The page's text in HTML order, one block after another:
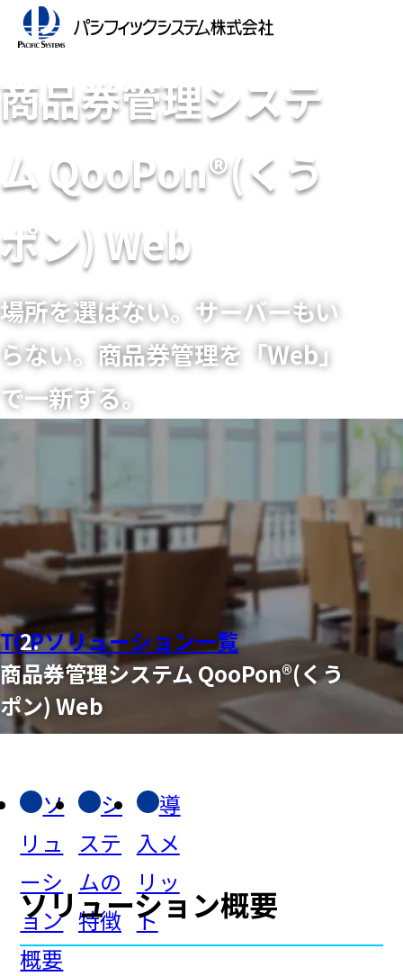
商品券管理システ
ム QooPon®(くう
ポン) Web
場所を選ばない。サーバーもい
らない。商品券管理を「Web」
で一新する。
TOPソリューション一覧
商品券管理システム QooPon®(くう
ポン) Web
ソ
リュ
ーシ
ョン
概要
シ
ステ
ムの
特徴
導
入メ
リッ
ト
ソリューション概要